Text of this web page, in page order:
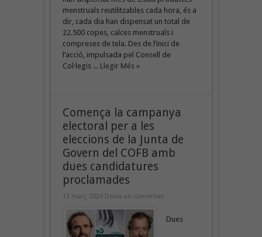
menstruals reutilitzables cada hora, és a
dir, cada dia han dispensat un total de
22.500 copes, calces menstruals i
compreses de tela. Des de l’inici de
l’acció, impulsada pel Consell de
Col·legis ... Llegir Més »
Comença la campanya
electoral per a les
eleccions de la Junta de
Govern del COFB amb
dues candidatures
proclamades
13 març 2024 Deixa un comentari
Dues